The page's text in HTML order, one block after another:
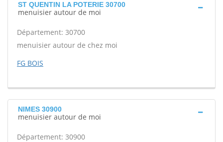
ST QUENTIN LA POTERIE 30700
menuisier autour de moi
Département: 30700
menuisier autour de chez moi
FG BOIS
NIMES 30900
menuisier autour de moi
Département: 30900